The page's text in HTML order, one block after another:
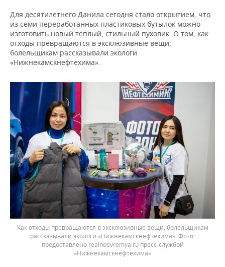
Для десятилетнего Данила сегодня стало открытием, что
из семи переработанных пластиковых бутылок можно
изготовить новый теплый, стильный пуховик. О том, как
отходы превращаются в эксклюзивные вещи,
болельщикам рассказывали экологи
«Нижнекамскнефтехима».
Как отходы превращаются в эксклюзивные вещи, болельщикам
рассказывали экологи «Нижнекамскнефтехима».
предоставлено realnoevremya.ru пресс-службой
«Нижнекамскнефтехима»